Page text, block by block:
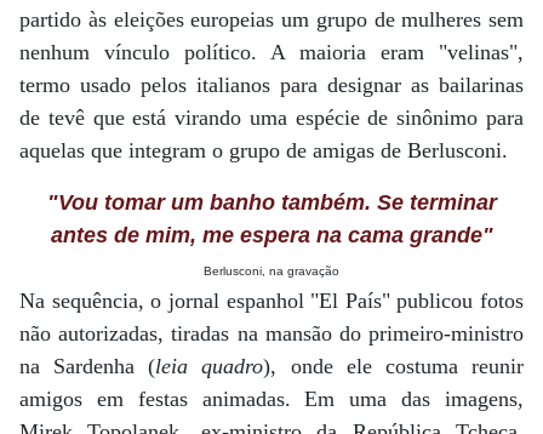
partido às eleições europeias um grupo de mulheres sem
nenhum vínculo político. A maioria eram "velinas",
termo usado pelos italianos para designar as bailarinas
de tevê que está virando uma espécie de sinônimo para
aquelas que integram o grupo de amigas de Berlusconi.
"Vou tomar um banho também. Se terminar
antes de mim, me espera na cama grande"
Berlusconi, na gravação
Na sequência, o jornal espanhol "El País" publicou fotos
não autorizadas, tiradas na mansão do primeiro-ministro
na Sardenha (leia quadro), onde ele costuma reunir
amigos em festas animadas. Em uma das imagens,